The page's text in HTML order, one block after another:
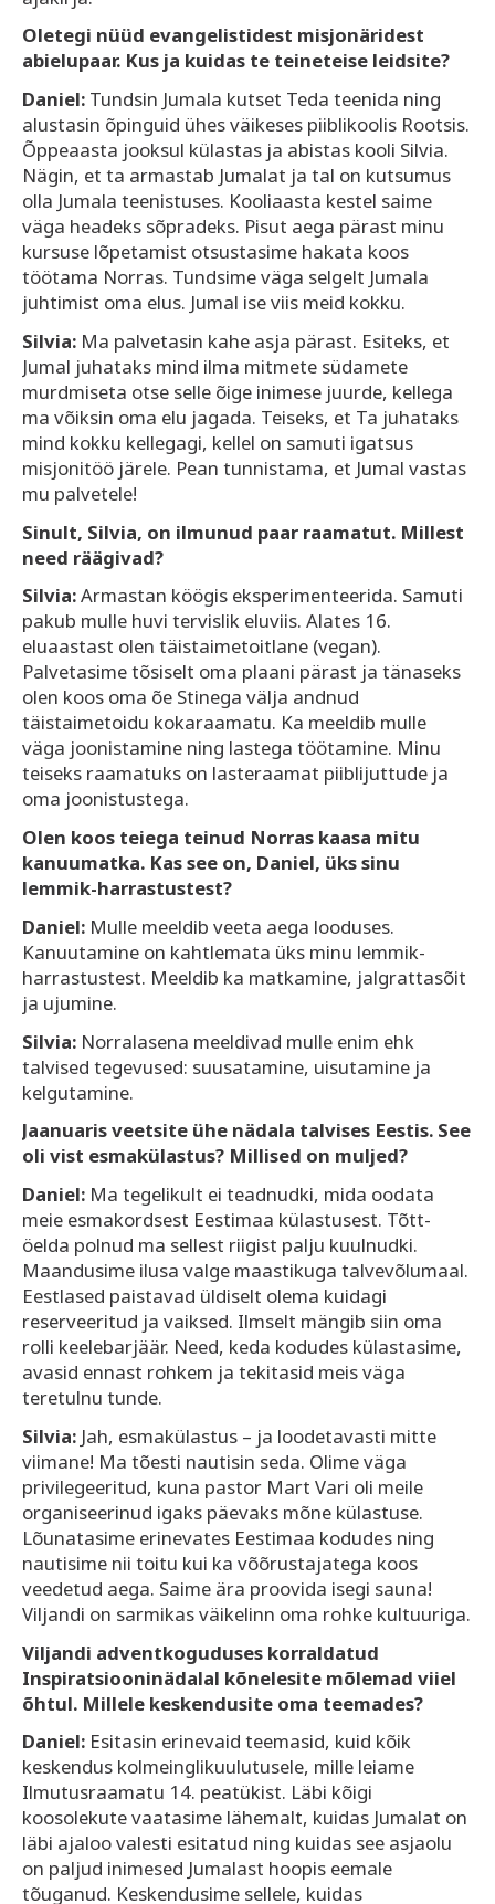
Oletegi nüüd evangelistidest misjonäridest
abielupaar. Kus ja kuidas te teineteise leidsite?
Daniel: Tundsin Jumala kutset Teda teenida ning
alustasin õpinguid ühes väikeses piiblikoolis Rootsis.
Õppeaasta jooksul külastas ja abistas kooli Silvia.
Nägin, et ta armastab Jumalat ja tal on kutsumus
olla Jumala teenistuses. Kooliaasta kestel saime
väga headeks sõpradeks. Pisut aega pärast minu
kursuse lõpetamist otsustasime hakata koos
töötama Norras. Tundsime väga selgelt Jumala
juhtimist oma elus. Jumal ise viis meid kokku.
Silvia: Ma palvetasin kahe asja pärast. Esiteks, et
Jumal juhataks mind ilma mitmete südamete
murdmiseta otse selle õige inimese juurde, kellega
ma võiksin oma elu jagada. Teiseks, et Ta juhataks
mind kokku kellegagi, kellel on samuti igatsus
misjonitöö järele. Pean tunnistama, et Jumal vastas
mu palvetele!
Sinult, Silvia, on ilmunud paar raamatut. Millest
need räägivad?
Silvia:Armastan köögis eksperimenteerida. Samuti
pakub mulle huvi tervislik eluviis. Alates 16.
eluaastast olen täistaimetoitlane (vegan).
Palvetasime tõsiselt oma plaani pärast ja tänaseks
olen koos oma õe Stinega välja andnud
täistaimetoidu kokaraamatu. Ka meeldib mulle
väga joonistamine ning lastega töötamine. Minu
teiseks raamatuks on lasteraamat piiblijuttude ja
oma joonistustega.
Olen koos teiega teinud Norras kaasa mitu
kanuumatka. Kas see on, Daniel, üks sinu
lemmik-harrastustest?
Daniel: Mulle meeldib veeta aega looduses.
Kanuutamine on kahtlemata üks minu lemmik-
harrastustest. Meeldib ka matkamine, jalgrattasõit
ja ujumine.
Silvia: Norralasena meeldivad mulle enim ehk
talvised tegevused: suusatamine, uisutamine ja
kelgutamine.
Jaanuaris veetsite ühe nädala talvises Eestis. See
oli vist esmakülastus? Millised on muljed?
Daniel: Ma tegelikult ei teadnudki, mida oodata
meie esmakordsest Eestimaa külastusest. Tõtt-
öelda polnud ma sellest riigist palju kuulnudki.
Maandusime ilusa valge maastikuga talvevõlumaal.
Eestlased paistavad üldiselt olema kuidagi
reserveeritud ja vaiksed. Ilmselt mängib siin oma
rolli keelebarjäär. Need, keda kodudes külastasime,
avasid ennast rohkem ja tekitasid meis väga
teretulnu tunde.
Silvia: Jah, esmakülastus – ja loodetavasti mitte
viimane! Ma tõesti nautisin seda. Olime väga
privilegeeritud, kuna pastor Mart Vari oli meile
organiseerinud igaks päevaks mõne külastuse.
Lõunatasime erinevates Eestimaa kodudes ning
nautisime nii toitu kui ka võõrustajatega koos
veedetud aega. Saime ära proovida isegi sauna!
Viljandi on sarmikas väikelinn oma rohke kultuuriga.
Viljandi adventkoguduses korraldatud
Inspiratsiooninädalal kõnelesite mõlemad viiel
õhtul. Millele keskendusite oma teemades?
Daniel: Esitasin erinevaid teemasid, kuid kõik
keskendus kolmeinglikuulutusele, mille leiame
Ilmutusraamatu 14. peatükist. Läbi kõigi
koosolekute vaatasime lähemalt, kuidas Jumalat on
läbi ajaloo valesti esitatud ning kuidas see asjaolu
on paljud inimesed Jumalast hoopis eemale
tõuganud. Keskendusime sellele, kuidas